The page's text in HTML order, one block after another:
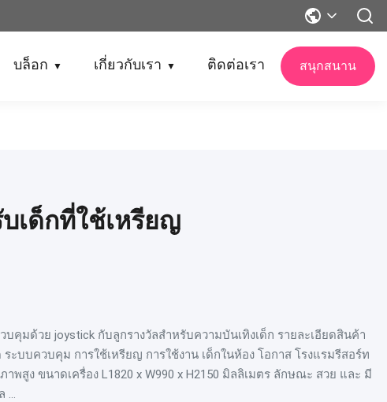
บล็อก ▼ เกี่ยวกับเรา ▼ ติดต่อเรา สนุกสนาน
เด็กที่ใช้เหรียญ
บคุมด้วย joystick กับลูกรางวัลสําหรับความบันเทิงเด็ก รายละเอียดสินค้า
ะบบควบคุม การใช้เหรียญ การใช้งาน เด็กในห้อง โอกาส โรงแรมรีสอร์ท
สูง ขนาดเครื่อง L1820 x W990 x H2150 มิลลิเมตร ลักษณะ สวย และ มี
...